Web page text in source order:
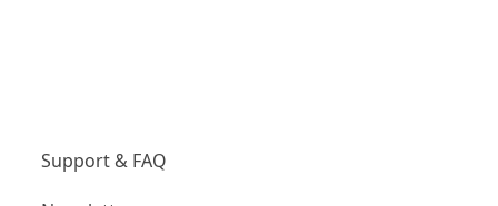
Support & FAQ